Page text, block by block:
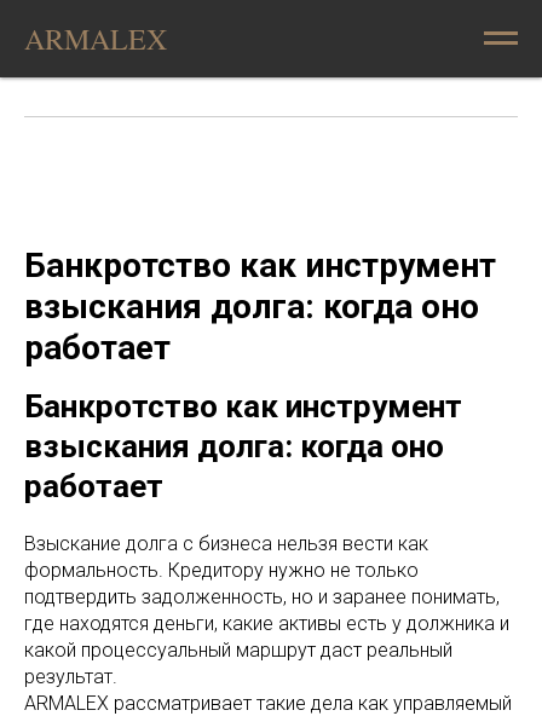
ARMALEX
Банкротство как инструмент
взыскания долга: когда оно
работает
Банкротство как инструмент
взыскания долга: когда оно
работает
Взыскание долга с бизнеса нельзя вести как
формальность. Кредитору нужно не только
подтвердить задолженность, но и заранее понимать,
где находятся деньги, какие активы есть у должника и
какой процессуальный маршрут даст реальный
результат.
ARMALEX рассматривает такие дела как управляемый